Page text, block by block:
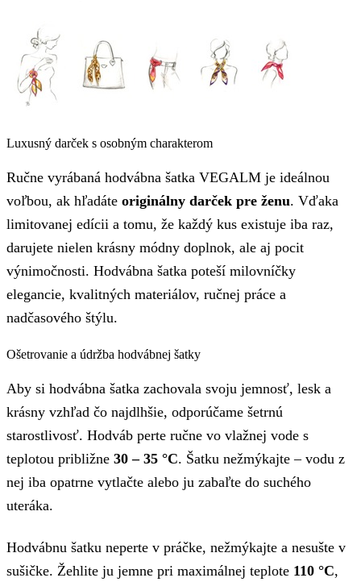
Luxusný darček s osobným charakterom
Ručne vyrábaná hodvábna šatka VEGALM je ideálnou
voľbou, ak hľadáte originálny darček pre ženu. Vďaka
limitovanej edícii a tomu, že každý kus existuje iba raz,
darujete nielen krásny módny doplnok, ale aj pocit
výnimočnosti. Hodvábna šatka poteší milovníčky
elegancie, kvalitných materiálov, ručnej práce a
nadčasového štýlu.
Ošetrovanie a údržba hodvábnej šatky
Aby si hodvábna šatka zachovala svoju jemnosť, lesk a
krásny vzhľad čo najdlhšie, odporúčame šetrnú
starostlivosť. Hodváb perte ručne vo vlažnej vode s
teplotou približne 30 – 35 °C. Šatku nežmýkajte – vodu z
nej iba opatrne vytlačte alebo ju zabaľte do suchého
uteráka.
Hodvábnu šatku neperte v práčke, nežmýkajte a nesušte v
sušičke. Žehlite ju jemne pri maximálnej teplote 110 °C,